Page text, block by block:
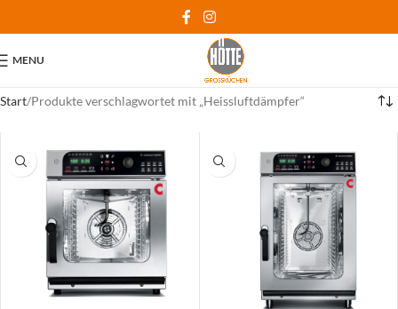
MENU
Start Produkte verschlagwortet mit „Heissluftdämpfer“